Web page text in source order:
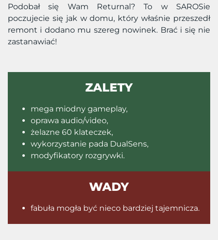
Podobał się Wam Returnal? To w SAROSie
poczujecie się jak w domu, który właśnie przeszedł
remont i dodano mu szereg nowinek. Brać i się nie
zastanawiać!
ZALETY
mega miodny gameplay,
oprawa audio/video,
żelazne 60 klateczek,
wykorzystanie pada DualSens,
modyfikatory rozgrywki.
WADY
fabuła mogła być nieco bardziej tajemnicza.